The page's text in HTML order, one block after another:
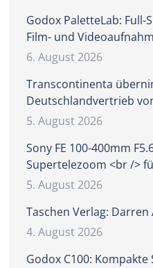
Godox PaletteLab:
Film- und
6. August 2026
Transcontinenta
Deutschlandvertrieb
5. August 2026
Sony FE 100-400mm
Supertelezoom <br />
5. August 2026
Taschen Verlag:
4. August 2026
Godox C100: